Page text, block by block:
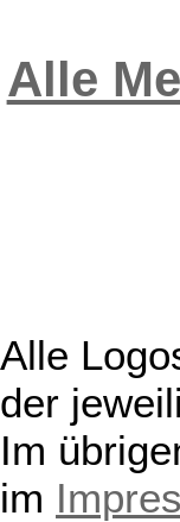
Alle
Alle
der
Im
im